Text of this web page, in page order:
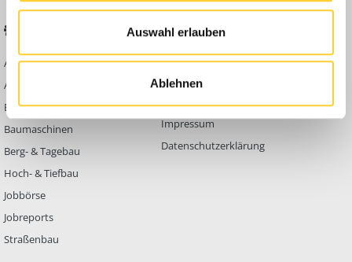
Auswahl erlauben
Ablehnen
Abbruch
Ausbildung & Beruf
Bau Allgemein
Baumaschinen
Berg- & Tagebau
Hoch- & Tiefbau
Jobbörse
Jobreports
Straßenbau
KONTAKT
Werben auf
Bauforum24
Kontakt
Impressum
Datenschutzerklärung